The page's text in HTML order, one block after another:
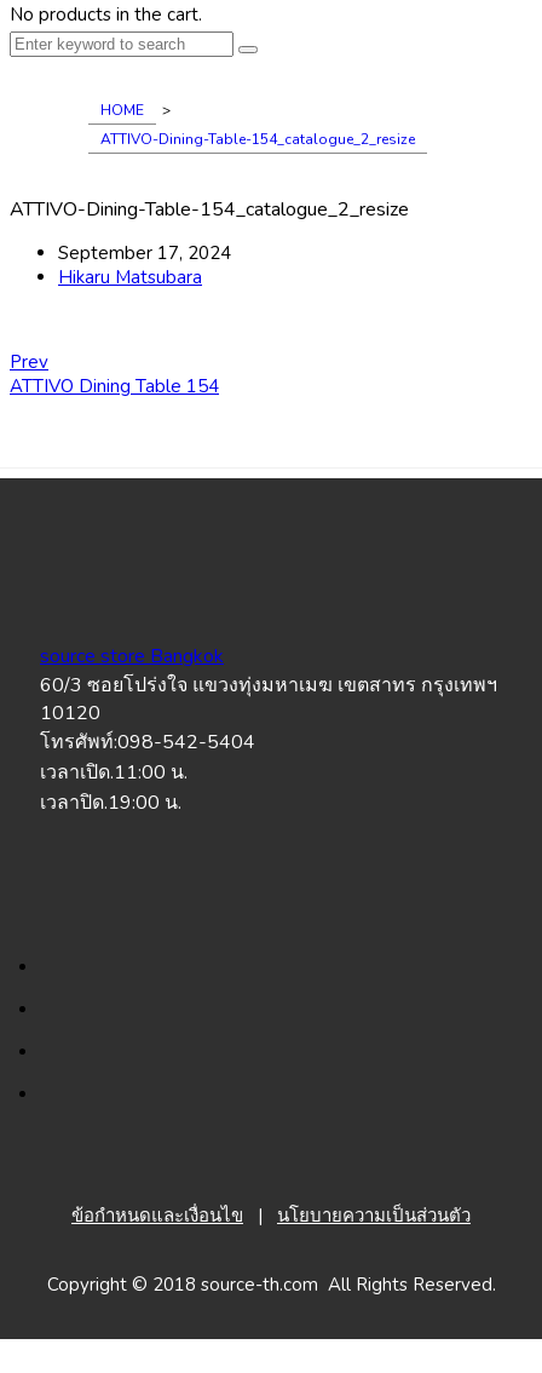
No products in the cart.
HOME
>
ATTIVO-Dining-Table-154_catalogue_2_resize
ATTIVO-Dining-Table-154_catalogue_2_resize
September 17, 2024
Hikaru Matsubara
Prev
ATTIVO Dining Table 154
source store Bangkok
60/3 ซอยโปร่งใจ แขวงทุ่งมหาเมฆ เขตสาทร กรุงเทพฯ
10120
โทรศัพท์:098-542-5404
เวลาเปิด.11:00 น.
เวลาปิด.19:00 น.
ข้อกำหนดและเงื่อนไข | นโยบายความเป็นส่วนตัว
Copyright © 2018 source-th.com All Rights Reserved.